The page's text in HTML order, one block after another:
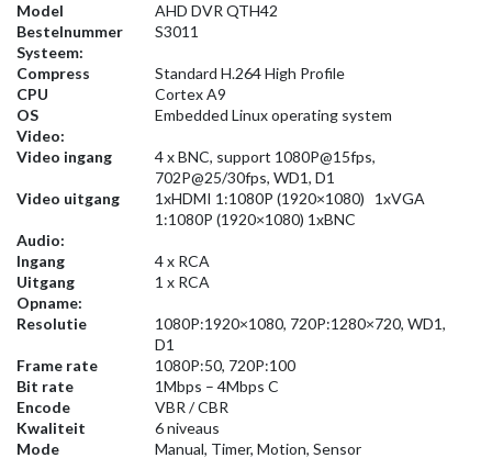
Model
AHD DVR QTH42
Bestelnummer
S3011
Systeem:
Compress
Standard H.264 High Profile
CPU
Cortex A9
OS
Embedded Linux operating system
Video:
Video ingang
4 x BNC, support 1080P@15fps,
702P@25/30fps, WD1, D1
Video uitgang
1xHDMI 1:1080P (1920×1080) 1xVGA
1:1080P (1920×1080) 1xBNC
Audio:
Ingang
4 x RCA
Uitgang
1 x RCA
Opname:
Resolutie
1080P:1920×1080, 720P:1280×720, WD1,
D1
Frame rate
1080P:50, 720P:100
Bit rate
1Mbps – 4Mbps C
Encode
VBR / CBR
Kwaliteit
6 niveaus
Mode
Manual, Timer, Motion, Sensor